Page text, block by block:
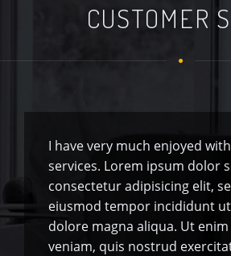
CUSTOMER
I have very much enjoyed
services. Lorem ipsum dolor
consectetur adipisicing elit,
eiusmod tempor incididunt
dolore magna aliqua. Ut
veniam, quis nostrud